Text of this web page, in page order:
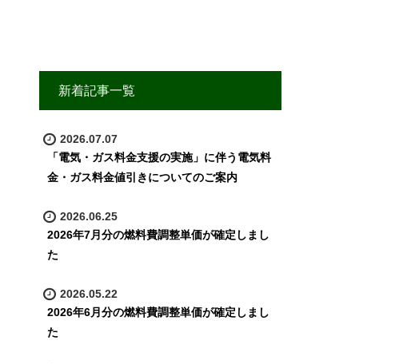
新着記事一覧
2026.07.07
「電気・ガス料金支援の実施」に伴う電気料
金・ガス料金値引きについてのご案内
2026.06.25
2026年7月分の燃料費調整単価が確定しまし
た
2026.05.22
2026年6月分の燃料費調整単価が確定しまし
た